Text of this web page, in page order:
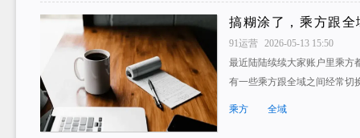
搞糊涂了，乘方跟
91运营 2026-05-13 15:50
最近陆陆续续大家账户里乘方
有一些乘方跟全域之间经常
乘方 全域